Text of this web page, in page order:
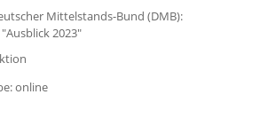
Mittelstands-Bund (DMB):
2023"
online